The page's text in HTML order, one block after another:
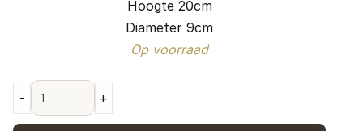
Hoogte 20cm
Diameter 9cm
Op voorraad
Keramische
- +